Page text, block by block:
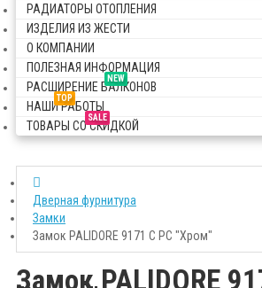
РАДИАТОРЫ ОТОПЛЕНИЯ
ИЗДЕЛИЯ ИЗ ЖЕСТИ
О КОМПАНИИ
ПОЛЕЗНАЯ ИНФОРМАЦИЯ
NEW
РАСШИРЕНИЕ БАЛКОНОВ
TOP
НАШИ РАБОТЫ
SALE
ТОВАРЫ СО СКИДКОЙ
Дверная фурнитура
Замки
Замок PALIDORE 9171 C PC "Хром"
Замок PALIDORE